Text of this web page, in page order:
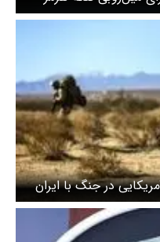
شدن ۴۰۰ سرباز آمریکایی در جنگ با ایران